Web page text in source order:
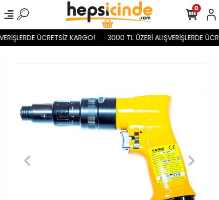
ÜCRETSİZ KARGO! 3000 TL ÜZERİ ALIŞVERİŞLERDE
0